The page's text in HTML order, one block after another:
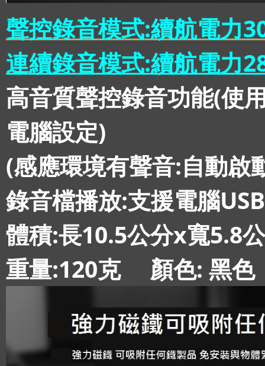
聲控錄音模式:續航電力
連續錄音模式:續航電力
高音質聲控錄音功能(使
電腦設定)
(感應環境有聲音:自動啟
錄音檔播放:支援電腦
體積:長10.5公分x寬5.8
重量:120克 顏色: 黑色